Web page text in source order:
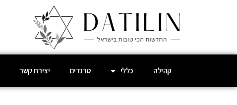
קהילה כללי טרנדים יצירת קשר